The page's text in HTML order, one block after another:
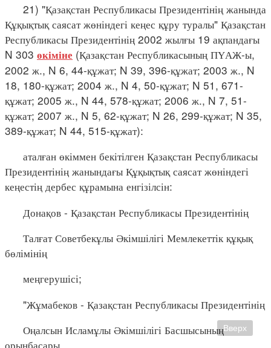
21) "Қазақстан Республикасы Президентінің жанында
Құқықтық саясат жөніндегі кеңес құру туралы" Қазақстан
Республикасы Президентінің 2002 жылғы 19 ақпандағы
N 303 өкіміне (Қазақстан Республикасының ПҮАЖ-ы,
2002 ж., N 6, 44-құжат; N 39, 396-құжат; 2003 ж., N
18, 180-құжат; 2004 ж., N 4, 50-құжат; N 51, 671-
құжат; 2005 ж., N 44, 578-құжат; 2006 ж., N 7, 51-
құжат; 2007 ж., N 5, 62-құжат; N 26, 299-құжат; N 35,
389-құжат; N 44, 515-құжат):
аталған өкіммен бекітілген Қазақстан Республикасы
Президентінің жанындағы Құқықтық саясат жөніндегі
кеңестің дербес құрамына енгізілсін:
Донақов - Қазақстан Республикасы Президентінің
Талғат Советбекұлы Әкімшілігі Мемлекеттік құқық
бөлімінің
меңгерушісі;
"Жұмабеков - Қазақстан Республикасы Президентінің
Оңалсын Исламұлы Әкімшілігі Басшысының
орынбасары,
Вверх